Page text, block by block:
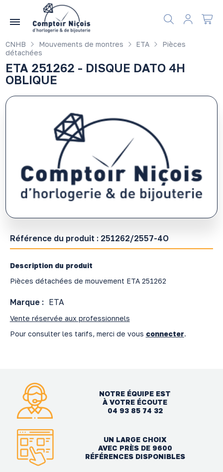
CNHB Mouvements de montres ETA
Pièces
détachées
ETA 251262 - DISQUE DATO 4H
OBLIQUE
Référence du produit : 251262/2557-4O
Description du produit
Pièces détachées de mouvement ETA 251262
Marque : ETA
Vente réservée aux professionnels
Pour consulter les tarifs, merci de vous connecter.
NOTRE ÉQUIPE EST
À VOTRE ÉCOUTE
04 93 85 74 32
UN LARGE CHOIX
AVEC PRÈS DE 9600
RÉFÉRENCES DISPONIBLES
Gérer les préférences en matière de cookies